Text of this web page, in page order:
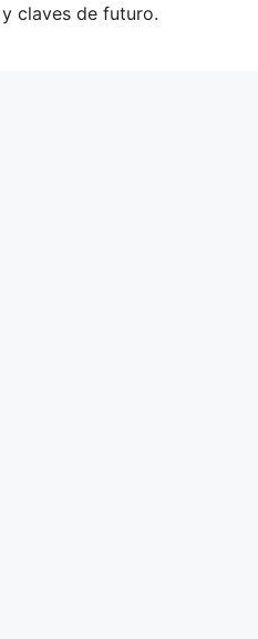
claves de futuro.